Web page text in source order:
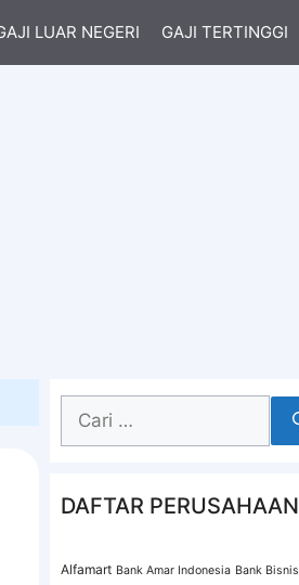
LUAR NEGERI GAJI TERTINGGI
Cari
DAFTAR PERUSAHAAN
Alfamart Bank Amar Indonesia Bank Bisnis